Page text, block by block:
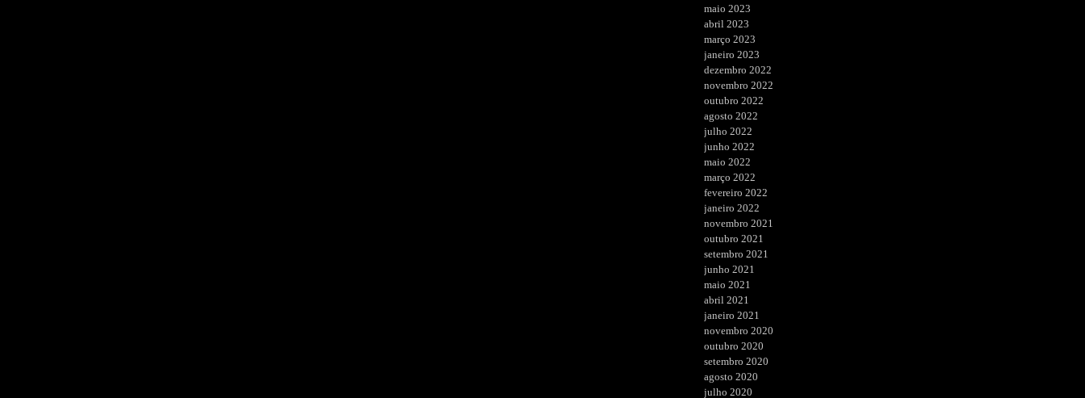
maio 2023
abril 2023
março 2023
janeiro 2023
dezembro 2022
novembro 2022
outubro 2022
agosto 2022
julho 2022
junho 2022
maio 2022
março 2022
fevereiro 2022
janeiro 2022
novembro 2021
outubro 2021
setembro 2021
junho 2021
maio 2021
abril 2021
janeiro 2021
novembro 2020
outubro 2020
setembro 2020
agosto 2020
julho 2020